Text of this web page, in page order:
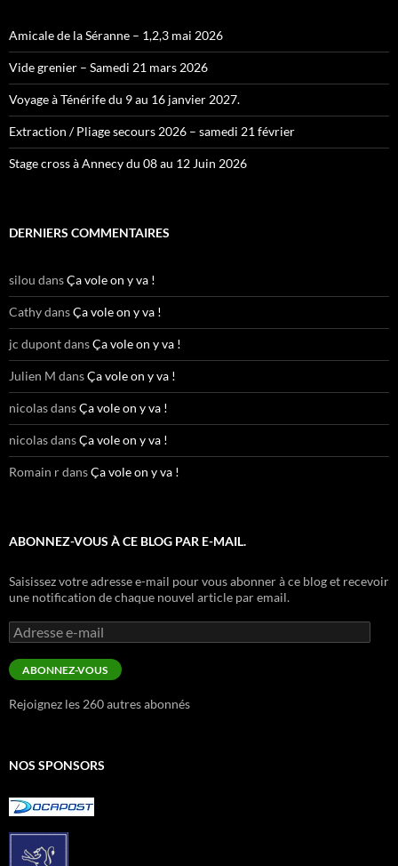
Amicale de la Séranne – 1,2,3 mai 2026
Vide grenier – Samedi 21 mars 2026
Voyage à Ténérife du 9 au 16 janvier 2027.
Extraction / Pliage secours 2026 – samedi 21 février
Stage cross à Annecy du 08 au 12 Juin 2026
DERNIERS COMMENTAIRES
silou dansÇa vole on y va !
CathydansÇa vole on y va !
jc dupontdansÇa vole on y va !
Julien M dansÇa vole on y va !
nicolasdansÇa vole on y va !
nicolasdansÇa vole on y va !
Romain rdansÇa vole on y va !
ABONNEZ-VOUS À CE BLOG PAR E-MAIL.
Saisissez votre adresse e-mail pour vous abonner à ce blog et recevoir
une notification de chaque nouvel article par email.
Adresse
e-
mail
ABONNEZ-VOUS
Rejoignez les 260 autres abonnés
NOS SPONSORS